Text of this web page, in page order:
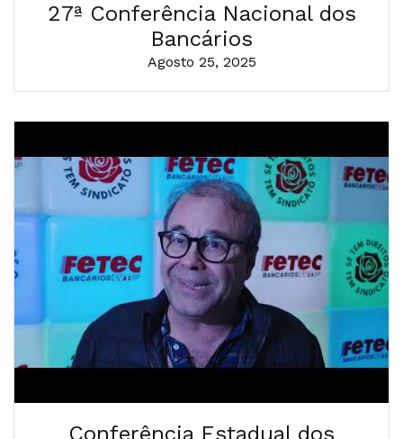
27ª Conferência Nacional dos
Bancários
Agosto 25, 2025
Conferência Estadual dos